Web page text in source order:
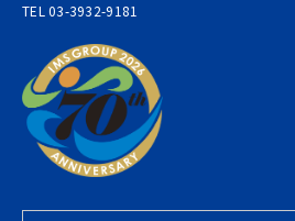
TEL 03-3932-9181